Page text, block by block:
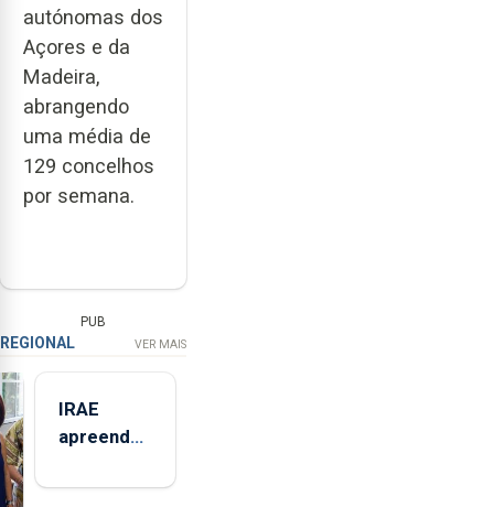
autónomas dos
Açores e da
Madeira,
abrangendo
uma média de
129 concelhos
por semana.
PUB
REGIONAL VER MAIS
IRAE
apreendeu
toneladas